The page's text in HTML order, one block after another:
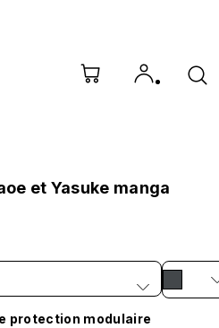
et Yasuke manga
protection modulaire